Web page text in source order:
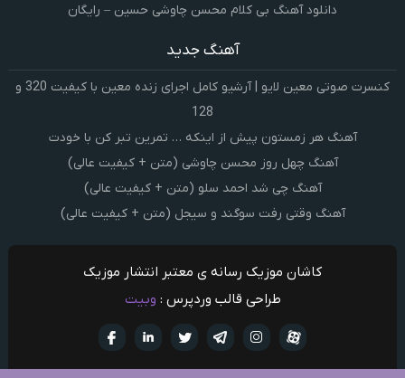
دانلود آهنگ بی کلام محسن چاوشی حسین – رایگان
آهنگ جدید
کنسرت صوتی معین لایو | آرشیو کامل اجرای زنده معین با کیفیت 320 و
128
آهنگ هر زمستون پیش از اینکه … تمرین تبر کن با خودت
آهنگ چهل روز محسن چاوشی (متن + کیفیت عالی)
آهنگ چی شد احمد سلو (متن + کیفیت عالی)
آهنگ وقتی رفت سوگند و سیجل (متن + کیفیت عالی)
کاشان موزیک رسانه ی معتبر انتشار موزیک
طراحی قالب وردپرس : وبیت
تويتر تلگرام
اینستاگرام آپارات